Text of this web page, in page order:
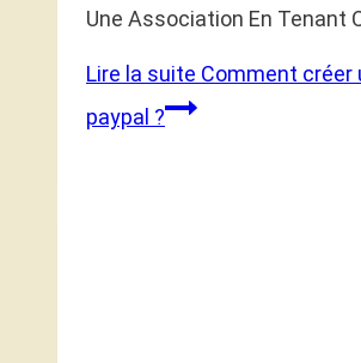
Une Association En Tenant
Lire la suite Comment créer
paypal ?